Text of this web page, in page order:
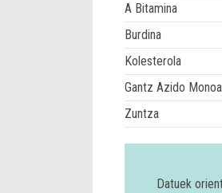
A Bitamina
Burdina
Kolesterola
Gantz Azido
Zuntza
Datuek